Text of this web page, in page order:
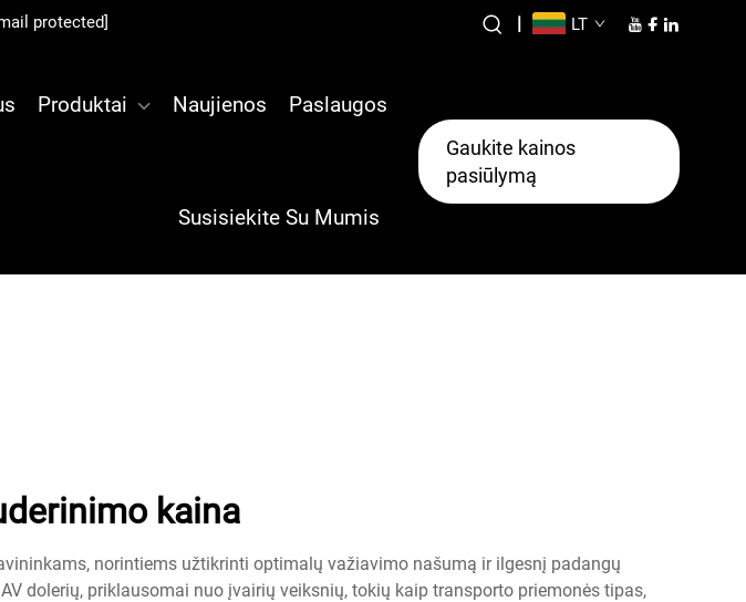
protected] | LT
Produktai Naujienos Paslaugos
Susisiekite Su Mumis
Gaukite kainos
pasiūlymą
kaina
norintiems užtikrinti optimalų važiavimo našumą ir ilgesnį padangų
dolerių, priklausomai nuo įvairių veiksnių, tokių kaip transporto priemonės tipas,